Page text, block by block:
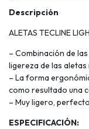
Descripción
ALETAS TECLINE
– Combinación de
ligereza de las
– La forma
como resultado una
– Muy ligero,
ESPECIFICACIÓN: